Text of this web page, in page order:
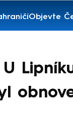
Objevte
U